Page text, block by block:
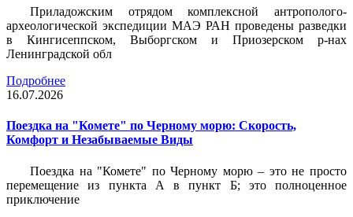
Приладожским отрядом комплексной антрополого-
археологической экспедиции МАЭ РАН проведены разведки
в Кингисеппском, Выборгском и Приозерском р-нах
Ленинградской обл
Подробнее
16.07.2026
Поездка на "Комете" по Черному морю: Скорость,
Комфорт и Незабываемые Виды
Поездка на "Комете" по Черному морю – это не просто
перемещение из пункта А в пункт Б; это полноценное
приключение